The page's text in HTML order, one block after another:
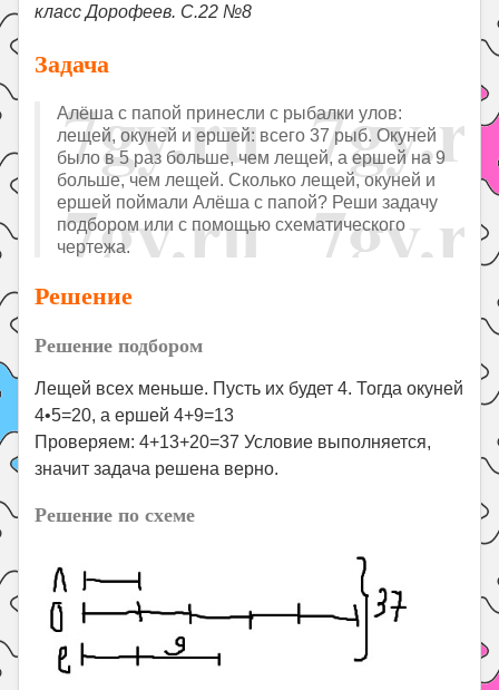
Летом!
Поиск
класс Дорофеев. С.22 №8
Задача
Алёша с папой принесли с рыбалки улов:
лещей, окуней и ершей: всего 37 рыб. Окуней
было в 5 раз больше, чем лещей, а ершей на 9
больше, чем лещей. Сколько лещей, окуней и
ершей поймали Алёша с папой? Реши задачу
подбором или с помощью схематического
чертежа.
Решение
Решение подбором
Лещей всех меньше. Пусть их будет 4. Тогда окуней
4•5=20, а ершей 4+9=13
Проверяем: 4+13+20=37 Условие выполняется,
значит задача решена верно.
Решение по схеме